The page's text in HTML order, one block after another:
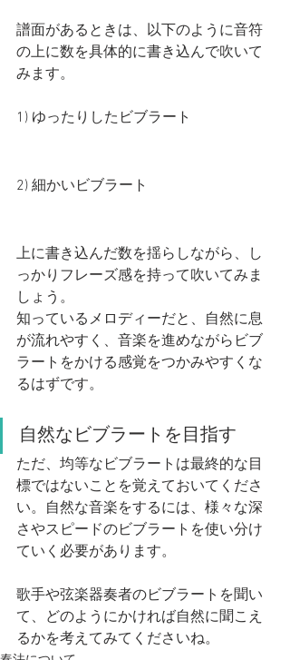
譜面があるときは、以下のように音符
の上に数を具体的に書き込んで吹いて
みます。
1) ゆったりしたビブラート
2) 細かいビブラート
上に書き込んだ数を揺らしながら、し
っかりフレーズ感を持って吹いてみま
しょう。
知っているメロディーだと、自然に息
が流れやすく、音楽を進めながらビブ
ラートをかける感覚をつかみやすくな
るはずです。
自然なビブラートを目指す
ただ、均等なビブラートは最終的な目
標ではないことを覚えておいてくださ
い。自然な音楽をするには、様々な深
さやスピードのビブラートを使い分け
ていく必要があります。
歌手や弦楽器奏者のビブラートを聞い
て、どのようにかければ自然に聞こえ
るかを考えてみてくださいね。